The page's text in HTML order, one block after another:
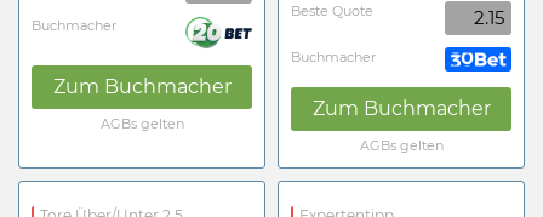
Buchmacher
Zum Buchmacher
AGBs gelten
Beste Quote 2.15
Buchmacher
Zum Buchmacher
AGBs gelten